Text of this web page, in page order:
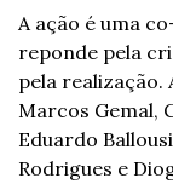
A ação é uma
reponde pela
pela realização.
Marcos Gemal,
Eduardo
Rodrigues e